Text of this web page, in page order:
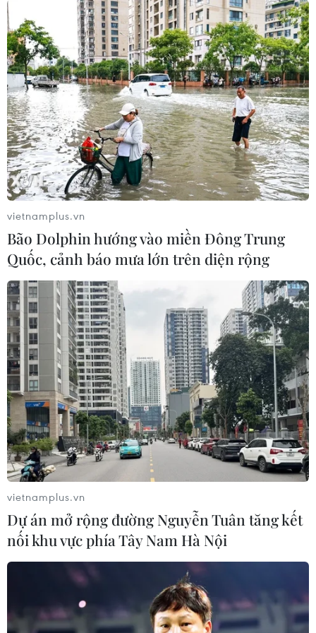
vietnamplus.vn
Bão Dolphin hướng vào miền Đông Trung
Quốc, cảnh báo mưa lớn trên diện rộng
vietnamplus.vn
Dự án mở rộng đường Nguyễn Tuân tăng kết
nối khu vực phía Tây Nam Hà Nội